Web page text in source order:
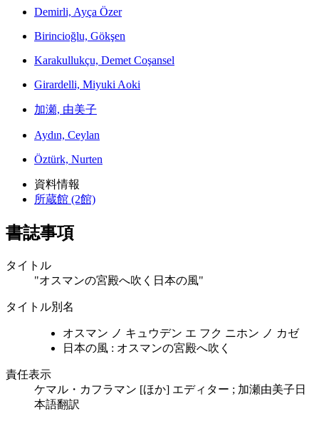
Demirli, Ayça Özer
Birincioğlu, Gökşen
Karakullukçu, Demet Coşansel
Girardelli, Miyuki Aoki
加瀬, 由美子
Aydın, Ceylan
Öztürk, Nurten
資料情報
所蔵館 (2館)
書誌事項
タイトル
"オスマンの宮殿へ吹く日本の風"
タイトル別名
オスマン ノ キュウデン エ フク ニホン ノ カゼ
日本の風 : オスマンの宮殿へ吹く
責任表示
ケマル・カフラマン [ほか] エディター ; 加瀬由美子日
本語翻訳